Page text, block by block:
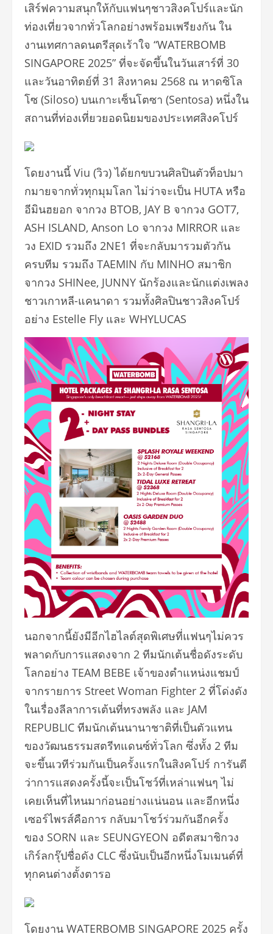
เสิร์ฟความสนุกให้กับแฟนๆชาวสิงคโปร์และนัก
ท่องเที่ยวจากทั่วโลกอย่างพร้อมเพรียงกัน ใน
งานเทศกาลดนตรีสุดเร้าใจ “WATERBOMB
SINGAPORE 2025” ที่จะจัดขึ้นในวันเสาร์ที่ 30
และวันอาทิตย์ที่ 31 สิงหาคม 2568 ณ หาดซิโล
โซ (Siloso) บนเกาะเซ็นโตซา (Sentosa) หนึ่งใน
สถานที่ท่องเที่ยวยอดนิยมของประเทศสิงคโปร์
โดยงานนี้ Viu (วิว) ได้ยกขบวนศิลปินตัวท็อปมา
กมายจากทั่วทุกมุมโลก ไม่ว่าจะเป็น HUTA หรือ
อีมินฮยอก จากวง BTOB, JAY B จากวง GOT7,
ASH ISLAND, Anson Lo จากวง MIRROR และ
วง EXID รวมถึง 2NE1 ที่จะกลับมารวมตัวกัน
ครบทีม รวมถึง TAEMIN กับ MINHO สมาชิก
จากวง SHINee, JUNNY นักร้องและนักแต่งเพลง
ชาวเกาหลี-แคนาดา รวมทั้งศิลปินชาวสิงคโปร์
อย่าง Estelle Fly และ WHYLUCAS
นอกจากนี้ยังมีอีกไฮไลต์สุดพิเศษที่แฟนๆไม่ควร
พลาดกับการแสดงจาก 2 ทีมนักเต้นชื่อดังระดับ
โลกอย่าง TEAM BEBE เจ้าของตำแหน่งแชมป์
จากรายการ Street Woman Fighter 2 ที่โด่งดัง
ในเรื่องลีลาการเต้นที่ทรงพลัง และ JAM
REPUBLIC ทีมนักเต้นนานาชาติที่เป็นตัวแทน
ของวัฒนธรรมสตรีทแดนซ์ทั่วโลก ซึ่งทั้ง 2 ทีม
จะขึ้นเวทีร่วมกันเป็นครั้งแรกในสิงคโปร์ การันตี
ว่าการแสดงครั้งนี้จะเป็นโชว์ที่เหล่าแฟนๆ ไม่
เคยเห็นที่ไหนมาก่อนอย่างแน่นอน และอีกหนึ่ง
เซอร์ไพรส์คือการ กลับมาโชว์ร่วมกันอีกครั้ง
ของ SORN และ SEUNGYEON อดีตสมาชิกวง
เกิร์ลกรุ๊ปชื่อดัง CLC ซึ่งนับเป็นอีกหนึ่งโมเมนต์ที่
ทุกคนต่างตั้งตารอ
โดยงาน WATERBOMB SINGAPORE 2025 ครั้ง